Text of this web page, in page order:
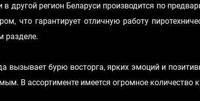
другой регион Беларуси производится по
что гарантирует отличную работу
разделе.
вызывает бурю восторга, ярких эмоций и
В ассортименте имеется огромное количество